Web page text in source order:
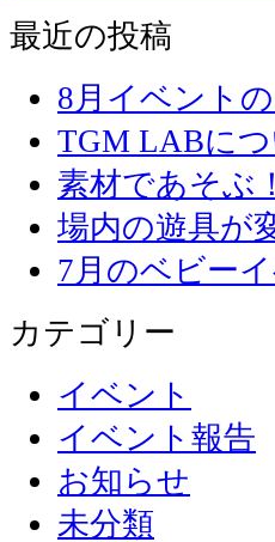
最近の投稿
8月イベント
TGM LABに
素材であそぶ
場内の遊具が
7月のベビー
カテゴリー
イベント
イベント報告
お知らせ
未分類